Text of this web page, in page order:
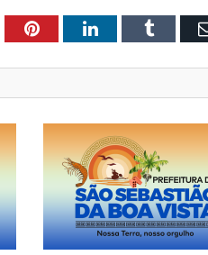
PinterestLinkedInTumblr